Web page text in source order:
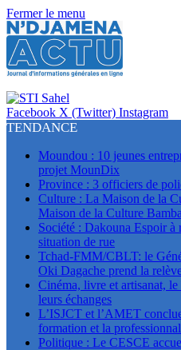
Fermer le menu
Facebook X (Twitter) Instagram
TENDANCE
Moundou : 10 jeunes
projet MounDix
Province : 3 officiers de
Culture : La Maison de la
Maison de la Culture
Société : Dakouna Espoir à
situation de rue
Tchad-FMM/CBLT: le
Oki Dagache prend la
Cinéma, livre et artisanat,
leurs échanges
L’ISJCT et l’AMET
formation et la
Politique : Le CESCE